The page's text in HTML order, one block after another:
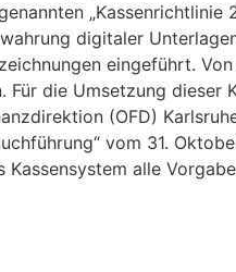
digitaler
eingeführt.
die Umsetzung
(OFD)
vom 31.
alle